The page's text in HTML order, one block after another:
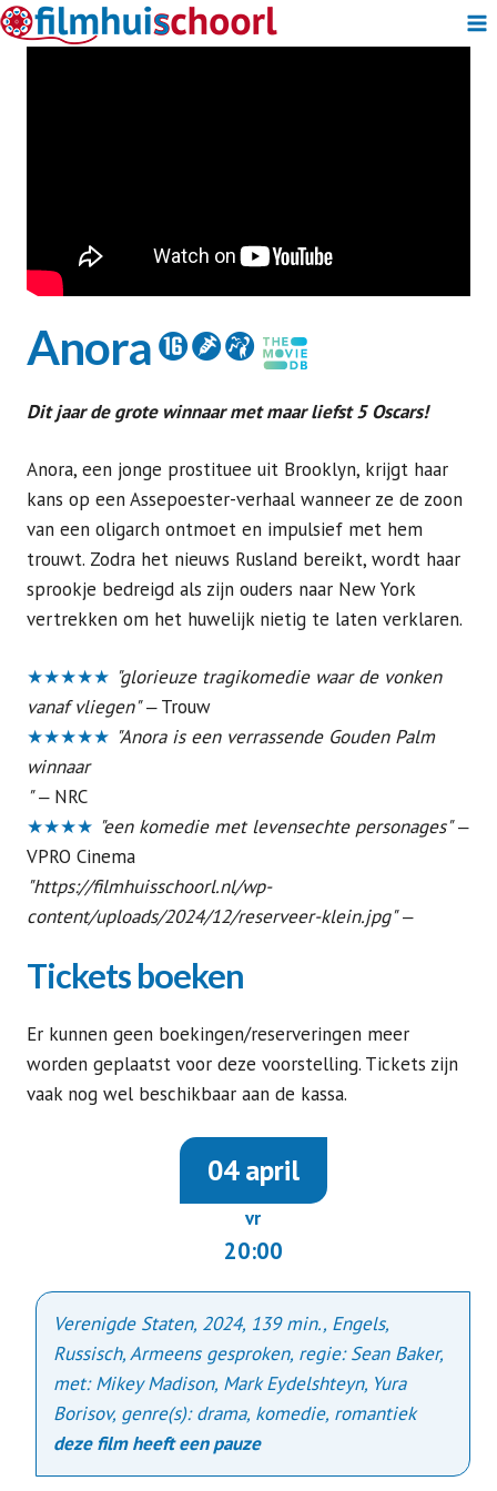
Doorgaan
naar
Anora6 h t
Dit jaar de grote winnaar met maar liefst 5 Oscars!
Anora, een jonge prostituee uit Brooklyn, krijgt haar
kans op een Assepoester-verhaal wanneer ze de zoon
van een oligarch ontmoet en impulsief met hem
trouwt. Zodra het nieuws Rusland bereikt, wordt haar
sprookje bedreigd als zijn ouders naar New York
vertrekken om het huwelijk nietig te laten verklaren.
★★★★★ "glorieuze tragikomedie waar de vonken
vanaf vliegen"‒Trouw
★★★★★ "Anora is een verrassende Gouden Palm
winnaar
"‒ NRC
★★★★ "een komedie met levensechte personages"‒
VPRO Cinema
"https://filmhuisschoorl.nl/wp-
content/uploads/2024/12/reserveer-klein.jpg"‒
Tickets boeken
Er kunnen geen boekingen/reserveringen meer
worden geplaatst voor deze voorstelling. Tickets zijn
vaak nog wel beschikbaar aan de kassa.
04 april
vr
20:00
Verenigde Staten, 2024, 139 min., Engels,
Russisch, Armeens gesproken, regie: Sean Baker,
met: Mikey Madison, Mark Eydelshteyn, Yura
Borisov, genre(s): drama, komedie, romantiek
deze film heeft een pauze